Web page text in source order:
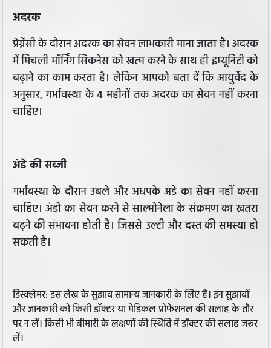
अदरक
प्रेग्नेंसी के दौरान अदरक का सेवन लाभकारी माना जाता है। अदरक
में मिचली मॉर्निंग सिकनेस को खत्म करने के साथ ही इम्यूनिटी को
बढ़ाने का काम करता है। लेकिन आपको बता दें कि आयुर्वेद के
अनुसार, गर्भावस्था के 4 महीनों तक अदरक का सेवन नहीं करना
चाहिए।
अंडे की सब्जी
गर्भावस्था के दौरान उबले और अधपके अंडे का सेवन नहीं करना
चाहिए। अंडो का सेवन करने से साल्मोनेला के संक्रमण का खतरा
बढ़ने की संभावना होती है। जिससे उल्टी और दस्त की समस्या हो
सकती है।
डिस्क्लेमर: इस लेख के सुझाव सामान्य जानकारी के लिए हैं। इन सुझावों
और जानकारी को किसी डॉक्टर या मेडिकल प्रोफेशनल की सलाह के तौर
पर न लें। किसी भी बीमारी के लक्षणों की स्थिति में डॉक्टर की सलाह जरूर
लें।